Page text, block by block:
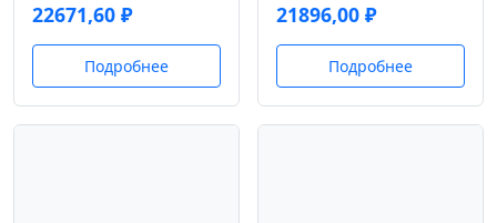
22671,60 ₽
Подробнее
21896,00 ₽
Подробнее